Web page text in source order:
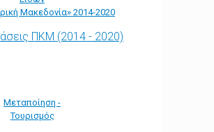
Μακεδονία» 2014-2020
ΠΚΜ (2014 - 2020)
Μεταποίηση -
Τουρισμός